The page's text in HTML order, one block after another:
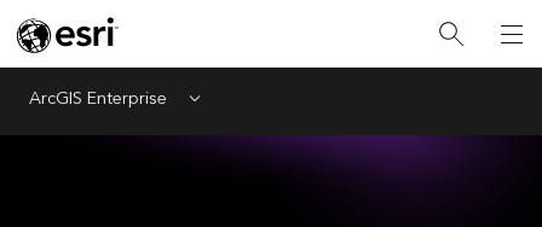
ArcGIS Enterprise Menu